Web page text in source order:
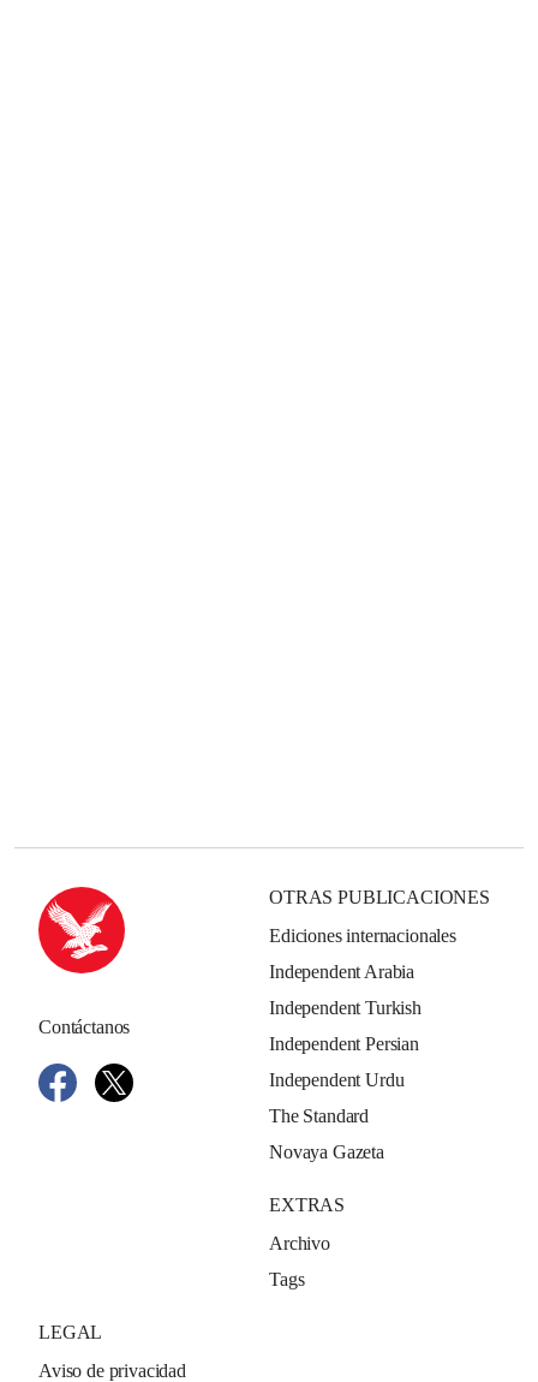
Contáctanos
OTRAS PUBLICACIONES
Ediciones internacionales
Independent Arabia
Independent Turkish
Independent Persian
Independent Urdu
The Standard
Novaya Gazeta
EXTRAS
Archivo
Tags
LEGAL
Aviso de privacidad